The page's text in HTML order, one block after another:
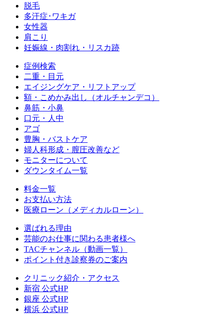
脱毛
多汗症･ワキガ
女性器
肩こり
妊娠線・肉割れ・リスカ跡
症例検索
二重・目元
エイジングケア・リフトアップ
額・こめかみ出し（オルチャンデコ）
鼻筋・小鼻
口元・人中
アゴ
豊胸・バストケア
婦人科形成・膣圧改善など
モニターについて
ダウンタイム一覧
料金一覧
お支払い方法
医療ローン（メディカルローン）
選ばれる理由
芸能のお仕事に関わる患者様へ
TACチャンネル（動画一覧）
ポイント付き診察券のご案内
クリニック紹介・アクセス
新宿 公式HP
銀座 公式HP
横浜 公式HP